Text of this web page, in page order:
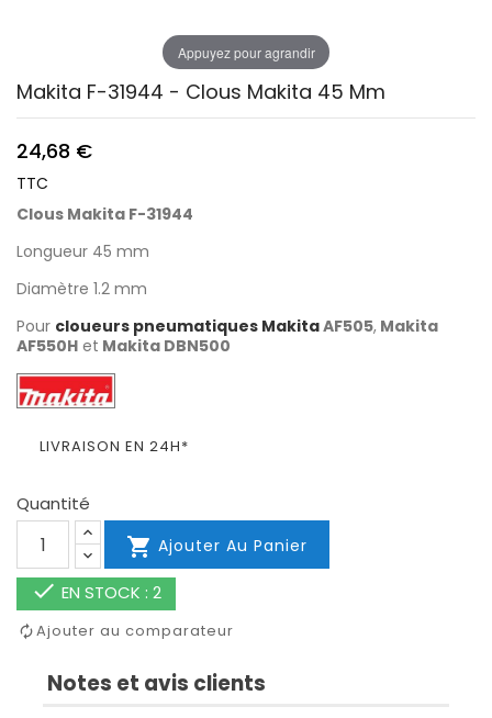
Appuyez pour agrandir
Makita F-31944 - Clous Makita 45 Mm
24,68 €
TTC
Clous Makita F-31944
Longueur 45 mm
Diamètre 1.2 mm
Pour cloueurs pneumatiques MakitaAF505, Makita
AF550H et Makita DBN500
LIVRAISON EN 24H*
Quantité
 Ajouter Au Panier
 EN STOCK : 2
Ajouter au comparateur
Notes et avis clients